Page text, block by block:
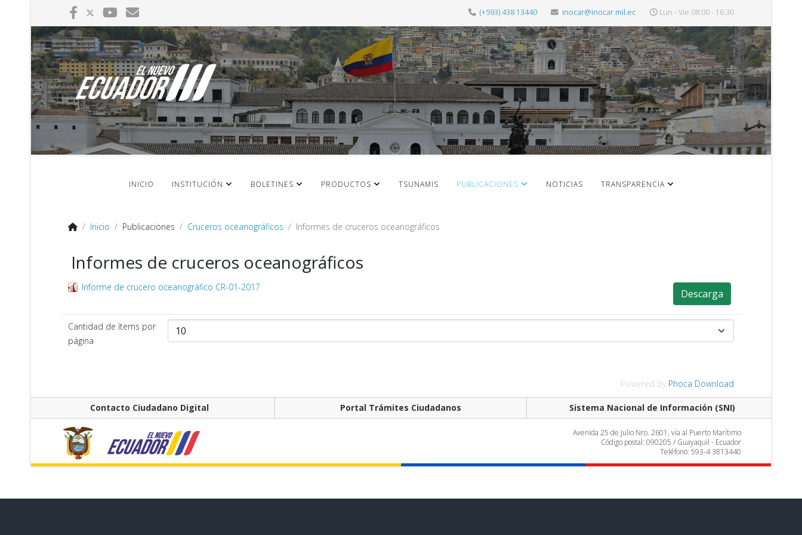
(+593) 438 13440 inocar@inocar.mil.ec Lun - Vie 08:00 - 16:30
INICIO INSTITUCIÓN BOLETINES PRODUCTOS TSUNAMIS PUBLICACIONES NOTICIAS TRANSPARENCIA
Inicio Publicaciones Cruceros oceanográficos Informes de cruceros oceanográficos
Informes de cruceros oceanográficos
Informe de crucero oceanográfico CR-01-2017
Descarga
Cantidad de ítems por
página
Powered by Phoca Download
Contacto Ciudadano Digital Portal Trámites Ciudadanos Sistema Nacional de Información (SNI)
Avenida 25 de Julio Nro. 2601, vía al Puerto Marítimo
Código postal: 090205 / Guayaquil - Ecuador
Teléfono: 593-4 3813440